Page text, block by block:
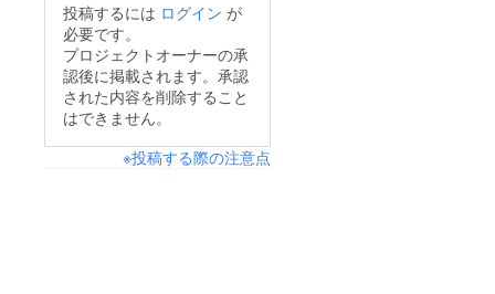
投稿するには ログイン が
必要です。
プロジェクトオーナーの承
認後に掲載されます。承認
された内容を削除すること
はできません。
※投稿する際の注意点